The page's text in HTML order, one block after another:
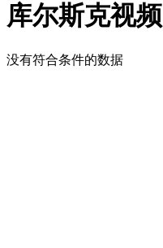
库尔斯克视频
没有符合条件的数据